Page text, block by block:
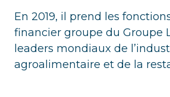
En 2019, il prend les
financier groupe du Groupe
leaders mondiaux de
agroalimentaire et de la